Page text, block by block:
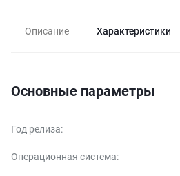
Описание Характеристики
Основные параметры
Год релиза:
Операционная система: